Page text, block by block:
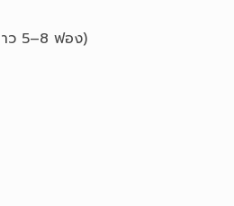
ว 5–8 ฟอง)